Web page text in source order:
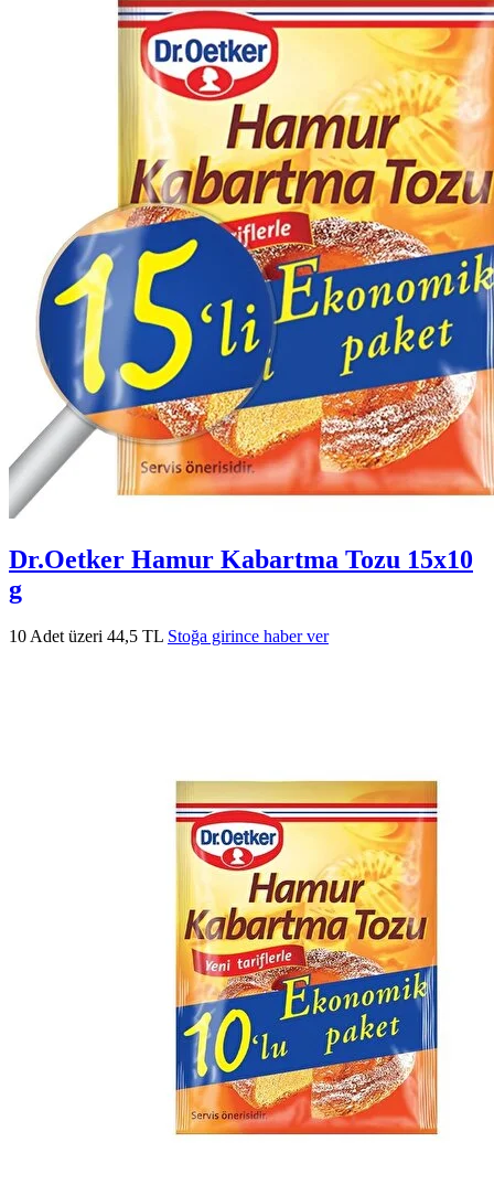
Dr.Oetker Hamur Kabartma Tozu 15x10
g
10 Adet üzeri 44,5 TL Stoğa girince haber ver